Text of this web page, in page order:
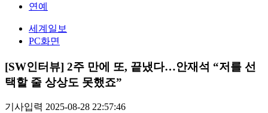
연예
세계일보
PC화면
[SW인터뷰] 2주 만에 또, 끝냈다…안재석 “저를 선
택할 줄 상상도 못했죠”
기사입력 2025-08-28 22:57:46